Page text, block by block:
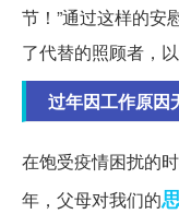
节！”通过这样的安
了代替的照顾者，
过年因工作原因
在饱受疫情困扰的
年，父母对我们的